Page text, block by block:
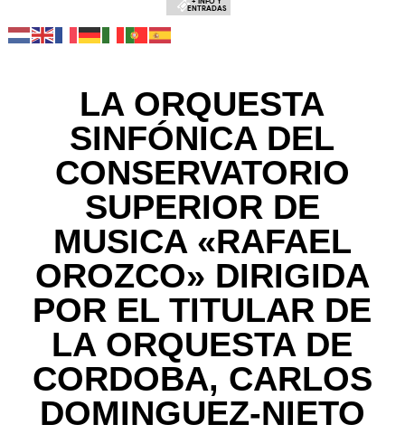
+ INFO Y
ENTRADAS
LA ORQUESTA
SINFÓNICA DEL
CONSERVATORIO
SUPERIOR DE
MUSICA «RAFAEL
OROZCO» DIRIGIDA
POR EL TITULAR DE
LA ORQUESTA DE
CORDOBA, CARLOS
DOMINGUEZ-NIETO